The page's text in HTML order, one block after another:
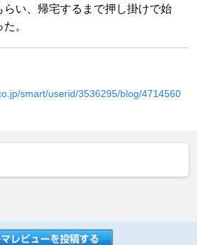
らい、帰宅するまで押し掛けで始
。
smart/userid/3536295/blog/4714560